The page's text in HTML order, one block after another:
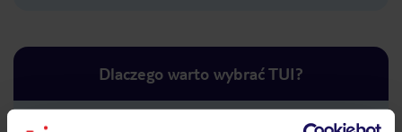
Dlaczego warto wybrać TUI?